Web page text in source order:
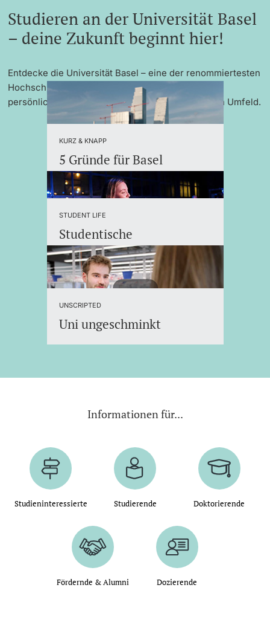
Studieren an der Universität Basel
– deine Zukunft beginnt hier!
Entdecke die Universität Basel – eine der renommiertesten
Hochschulen Europas mit exzellenter Forschung,
persönlicher Betreuung und einem internationalen Umfeld.
KURZ & KNAPP
5 Gründe für Basel
STUDENT LIFE
Studentische
Organisationen
UNSCRIPTED
Uni ungeschminkt
Informationen für...
Studieninteressierte Studierende Doktorierende
Fördernde & Alumni Dozierende